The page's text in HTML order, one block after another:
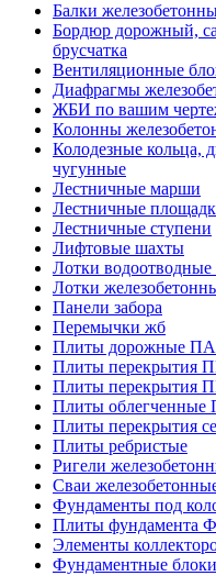
Балки
Бордюр дорожный,
брусчатка
Вентиляционные
Диафрагмы
ЖБИ по вашим
Колонны
Колодезные кольца,
чугунные
Лестничные марши
Лестничные
Лестничные ступени
Лифтовые шахты
Лотки водоотводные
Лотки
Панели забора
Перемычки жб
Плиты дорожные
Плиты перекрытия
Плиты перекрытия
Плиты
Плиты перекрытия
Плиты ребристые
Ригели
Сваи
Фундаменты под
Плиты фундамента
Элементы
Фундаментные